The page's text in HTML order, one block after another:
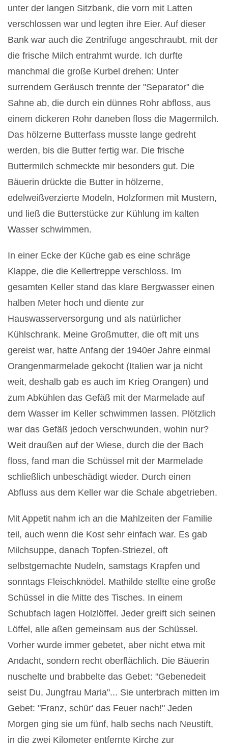
unter der langen Sitzbank, die vorn mit Latten
verschlossen war und legten ihre Eier. Auf dieser
Bank war auch die Zentrifuge angeschraubt, mit der
die frische Milch entrahmt wurde. Ich durfte
manchmal die große Kurbel drehen: Unter
surrendem Geräusch trennte der "Separator" die
Sahne ab, die durch ein dünnes Rohr abfloss, aus
einem dickeren Rohr daneben floss die Magermilch.
Das hölzerne Butterfass musste lange gedreht
werden, bis die Butter fertig war. Die frische
Buttermilch schmeckte mir besonders gut. Die
Bäuerin drückte die Butter in hölzerne,
edelweißverzierte Modeln, Holzformen mit Mustern,
und ließ die Butterstücke zur Kühlung im kalten
Wasser schwimmen.
In einer Ecke der Küche gab es eine schräge
Klappe, die die Kellertreppe verschloss. Im
gesamten Keller stand das klare Bergwasser einen
halben Meter hoch und diente zur
Hauswasserversorgung und als natürlicher
Kühlschrank. Meine Großmutter, die oft mit uns
gereist war, hatte Anfang der 1940er Jahre einmal
Orangenmarmelade gekocht (Italien war ja nicht
weit, deshalb gab es auch im Krieg Orangen) und
zum Abkühlen das Gefäß mit der Marmelade auf
dem Wasser im Keller schwimmen lassen. Plötzlich
war das Gefäß jedoch verschwunden, wohin nur?
Weit draußen auf der Wiese, durch die der Bach
floss, fand man die Schüssel mit der Marmelade
schließlich unbeschädigt wieder. Durch einen
Abfluss aus dem Keller war die Schale abgetrieben.
Mit Appetit nahm ich an die Mahlzeiten der Familie
teil, auch wenn die Kost sehr einfach war. Es gab
Milchsuppe, danach Topfen-Striezel, oft
selbstgemachte Nudeln, samstags Krapfen und
sonntags Fleischknödel. Mathilde stellte eine große
Schüssel in die Mitte des Tisches. In einem
Schubfach lagen Holzlöffel. Jeder greift sich seinen
Löffel, alle aßen gemeinsam aus der Schüssel.
Vorher wurde immer gebetet, aber nicht etwa mit
Andacht, sondern recht oberflächlich. Die Bäuerin
nuschelte und brabbelte das Gebet: "Gebenedeit
seist Du, Jungfrau Maria"... Sie unterbrach mitten im
Gebet: "Franz, schür' das Feuer nach!" Jeden
Morgen ging sie um fünf, halb sechs nach Neustift,
in die zwei Kilometer entfernte Kirche zur